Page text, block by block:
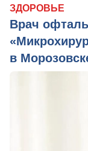
ЗДОРОВЬЕ
Врач
в